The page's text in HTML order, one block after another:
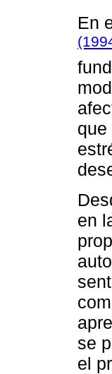
En
que
en
se
el